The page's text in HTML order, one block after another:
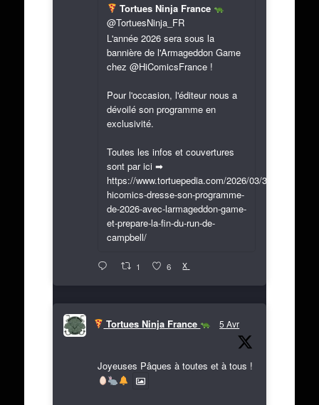
Tortues Ninja France
@TortuesNinja_FR
L'année 2026 sera sous la
bannière de l'Armageddon Game
chez @HiComicsFrance !
Pour l'occasion, l'éditeur nous a
dévoilé son programme en
exclusivité.
Toutes les infos et couvertures
sont par ici ➡
https://www.tortuepedia.com/2026/03/31/exclusif-
hicomics-dresse-son-programme-
de-2026-avec-larmageddon-game-
et-prepare-la-fin-du-run-de-
campbell/
1 6 X
Tortues Ninja France 5 Avr
Joyeuses Pâques à toutes et à tous !